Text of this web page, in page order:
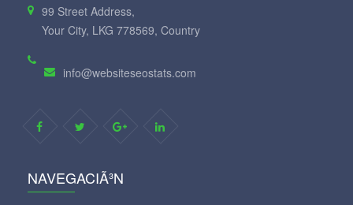
99 Street Address,
Your City, LKG 778569, Country
info@websiteseostats.com
NAVEGACIÃ³N